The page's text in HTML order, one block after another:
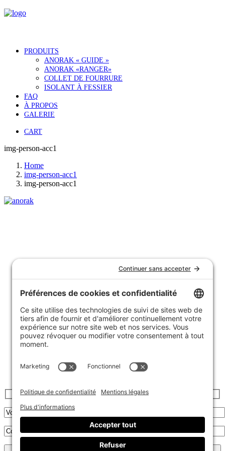
PRODUITS
ANORAK « GUIDE »
ANORAK «RANGER»
COLLET DE FOURRURE
ISOLANT À FESSIER
FAQ
À PROPOS
GALERIE
CART
img-person-acc1
Home
img-person-acc1
img-person-acc1
FAQ
Achats de groupe
Politique de confidentialité
Inscrivez-vous à l’infolettre :